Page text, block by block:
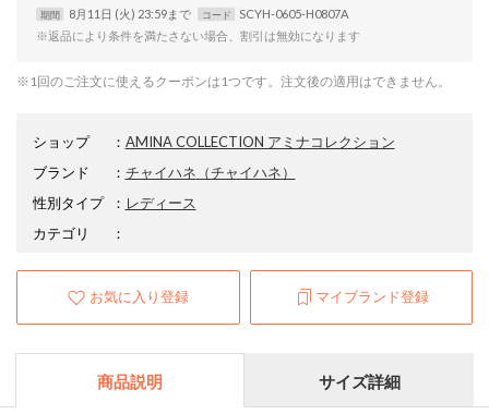
期間 8月11日 (火) 23:59まで コード
SCYH-0605-H0807A
※返品により条件を満たさない場合、割引は無効になります
※1回のご注文に使えるクーポンは1つです。注文後の適用はできません。
ショップ ： AMINA COLLECTION アミナコレクション
ブランド
： チャイハネ （チャイハネ）
性別タイプ
： レディース
カテゴリ
：
お気に入り登録 マイブランド登録
商品説明 サイズ詳細